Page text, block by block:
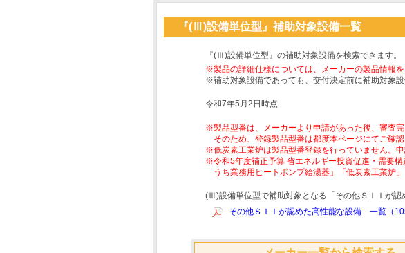
『(Ⅲ)設備単位型』補助対象設備一覧
『(Ⅲ)設備単位型』の補助対象設備を検索できます。
※製品の詳細仕様については、メーカーの製品情報
※補助対象設備であっても、交付決定前に補助対象
令和7年5月2日時点
※製品型番は、メーカーより申請があった後、審査完
そのため、登録製品型番は都度本ページにてご確認
※低炭素工業炉は製品型番登録を行っていません。
※令和5年度補正予算 省エネルギー投資促進・需要
うち業務用ヒートポンプ給湯器」「低炭素工業炉
(Ⅲ)設備単位型で補助対象となる「その他ＳＩＩが認
その他ＳＩＩが認めた高性能な設備 一覧（